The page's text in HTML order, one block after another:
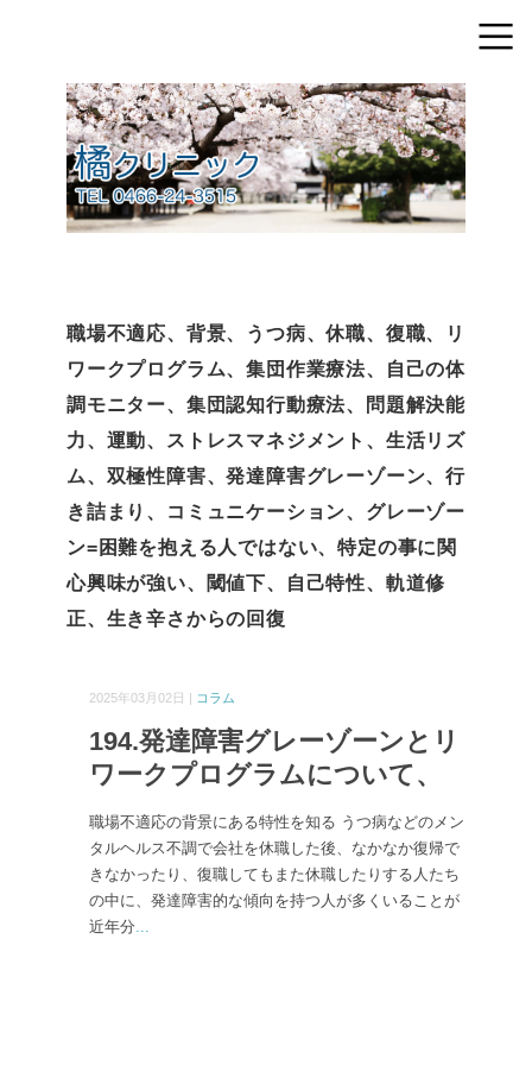
職場不適応、背景、うつ病、休職、復職、リ
ワークプログラム、集団作業療法、自己の体
調モニター、集団認知行動療法、問題解決能
力、運動、ストレスマネジメント、生活リズ
ム、双極性障害、発達障害グレーゾーン、行
き詰まり、コミュニケーション、グレーゾー
ン=困難を抱える人ではない、特定の事に関
心興味が強い、閾値下、自己特性、軌道修
正、生き辛さからの回復
2025年03月02日 | コラム
194.発達障害グレーゾーンとリ
ワークプログラムについて、
職場不適応の背景にある特性を知る うつ病などのメン
タルヘルス不調で会社を休職した後、なかなか復帰で
きなかったり、復職してもまた休職したりする人たち
の中に、発達障害的な傾向を持つ人が多くいることが
近年分...